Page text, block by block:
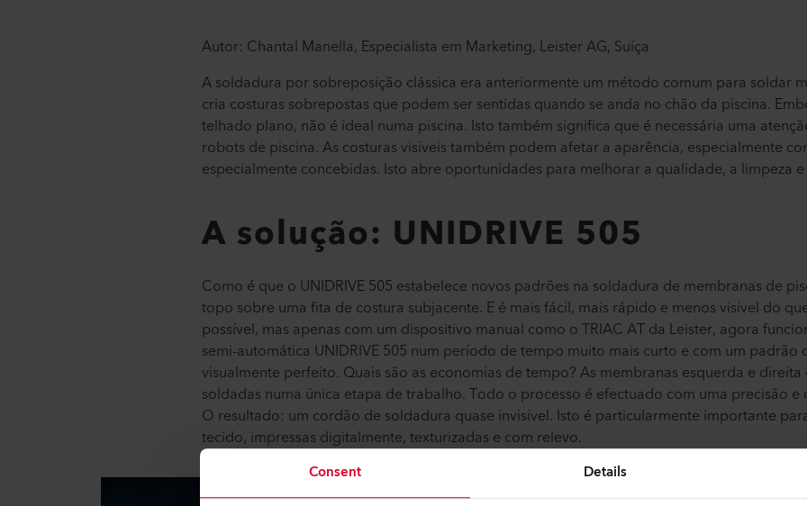
Consent Details
Autor: Chantal Manella, Especialista em Marketing, Leister AG, Suíça
A soldadura por sobreposição clássica era anteriormente um método comum para soldar
cria costuras sobrepostas que podem ser sentidas quando se anda no chão da piscina.
telhado plano, não é ideal numa piscina. Isto também significa que é necessária uma
robots de piscina. As costuras visíveis também podem afetar a aparência, especialmente
especialmente concebidas. Isto abre oportunidades para melhorar a qualidade, a limpeza
A solução: UNIDRIVE 505
Como é que o UNIDRIVE 505 estabelece novos padrões na soldadura de membranas de
topo sobre uma fita de costura subjacente. E é mais fácil, mais rápido e menos visível do
possível, mas apenas com um dispositivo manual como o TRIAC AT da Leister, agora
semi-automática UNIDRIVE 505 num período de tempo muito mais curto e com um
visualmente perfeito. Quais são as economias de tempo? As membranas esquerda e
soldadas numa única etapa de trabalho. Todo o processo é efectuado com uma precisão e
O resultado: um cordão de soldadura quase invisível. Isto é particularmente importante
tecido, impressas digitalmente, texturizadas e com relevo.